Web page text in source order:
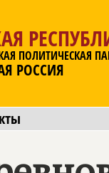
ПОЛИТИЧЕСКАЯ
РОССИЯ